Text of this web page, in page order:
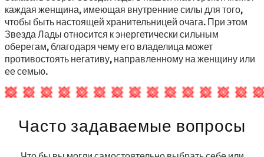
каждая женщина, имеющая внутренние силы для того,
чтобы быть настоящей хранительницей очага. При этом
Звезда Лады относится к энергетически сильным
оберегам, благодаря чему его владелица может
противостоять негативу, направленному на женщину или
ее семью.
Часто задаваемые вопросы